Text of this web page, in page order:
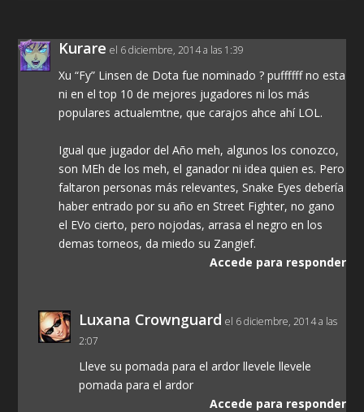
Kurare el 6 diciembre, 2014 a las 1:39
Xu “Fy” Linsen de Dota fue nominado ? puffffff no esta
ni en el top 10 de mejores jugadores ni los más
populares actualemtne, que carajos ahce ahí LOL.
Igual que jugador del Año meh, algunos los conozco,
son MEh de los meh, el ganador ni idea quien es. Pero
faltaron personas más relevantes, Snake Eyes debería
haber entrado por su año en Street Fighter, no gano
el EVo cierto, pero nojodas, arrasa el negro en los
demas torneos, da miedo su Zangief.
Accede para responder
Luxana Crownguard el 6 diciembre, 2014 a las
2:07
Lleve su pomada para el ardor llevele llevele
pomada para el ardor
Accede para responder